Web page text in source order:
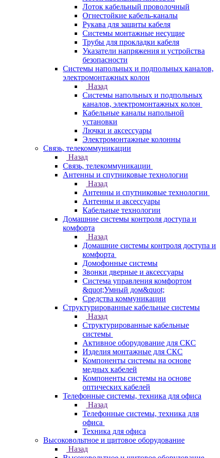
Лоток кабельный проволочный
Огнестойкие кабель-каналы
Рукава для защиты кабеля
Системы монтажные несущие
Трубы для прокладки кабеля
Указатели напряжения и устройства
безопасности
Системы напольных и подпольных каналов,
электромонтажных колон
Назад
Системы напольных и подпольных
каналов, электромонтажных колон
Кабельные каналы напольной
установки
Лючки и аксессуары
Электромонтажные колонны
Связь, телекоммуникации
Назад
Связь, телекоммуникации
Антенны и спутниковые технологии
Назад
Антенны и спутниковые технологии
Антенны и аксессуары
Кабельные технологии
Домашние системы контроля доступа и
комфорта
Назад
Домашние системы контроля доступа и
комфорта
Домофонные системы
Звонки дверные и аксессуары
Система управления комфортом
&quot;Умный дом&quot;
Средства коммуникации
Структурированные кабельные системы
Назад
Структурированные кабельные
системы
Активное оборудование для СКС
Изделия монтажные для СКС
Компоненты системы на основе
медных кабелей
Компоненты системы на основе
оптических кабелей
Телефонные системы, техника для офиса
Назад
Телефонные системы, техника для
офиса
Техника для офиса
Высоковольтное и щитовое оборудование
Назад